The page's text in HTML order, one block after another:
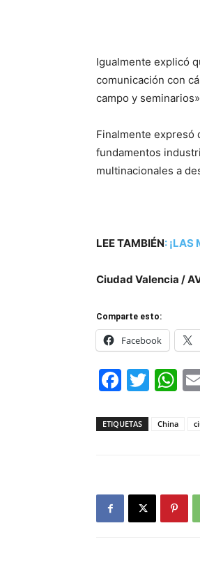
Igualmente explicó
comunicación con
campo y
Finalmente expresó
fundamentos
multinacionales a
LEE TAMBIÉN: ¡LAS
Ciudad Valencia /
Comparte esto:
Facebook
ETIQUETAS China